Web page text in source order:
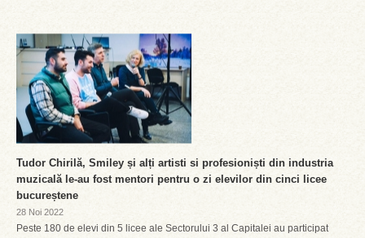
Tudor Chirilă, Smiley și alți artisti si profesioniști din industria
muzicală le-au fost mentori pentru o zi elevilor din cinci licee
bucureștene
28 Noi 2022
Peste 180 de elevi din 5 licee ale Sectorului 3 al Capitalei au participat